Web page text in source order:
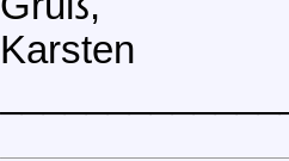
Karsten